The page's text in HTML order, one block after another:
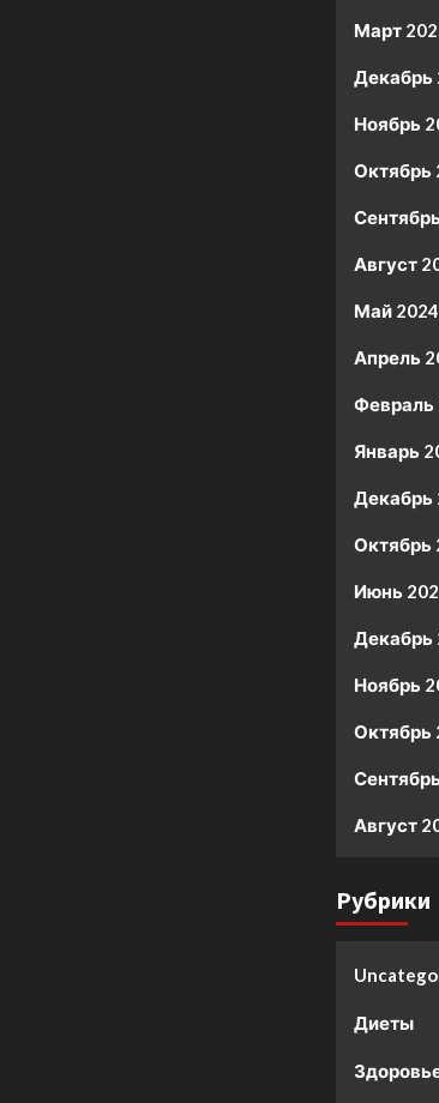
Март
Декабрь
Ноябрь
Октябрь
Август
Май 2024
Апрель
Февраль
Январь
Декабрь
Октябрь
Июнь
Декабрь
Ноябрь
Октябрь
Август
Рубрики
Диеты